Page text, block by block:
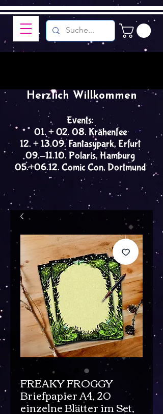
Events:
01. + 02. 08. Krähenfee
12. + 13.09. Fantasypark, Erfurt
09.-11.10. Polaris, Hamburg
05.+06.12. Comic Con, Dortmund
Herzlich Willkommen
FREAKY FROGGY
Briefpapier A4, 20
einzelne Blätter im Set,